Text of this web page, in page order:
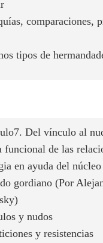
comparaciones,
tipos de
Del vínculo al
funcional de las
en ayuda del núcleo
gordiano (Por
y nudos
y resistencias